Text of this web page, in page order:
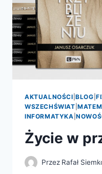
AKTUALNOŚCI |BLOG |
WSZECHŚWIAT |
INFORMATYKA |
Życie w
Przez Rafał